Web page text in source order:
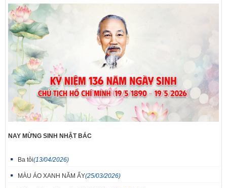
NAY MỪNG SINH NHẬT BÁC
Ba tôi(13/04/2026)
MÀU ÁO XANH NĂM ẤY(25/03/2026)